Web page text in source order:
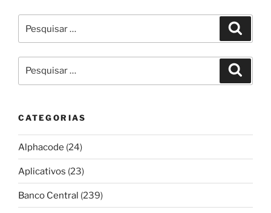
por:
por:
CATEGORIAS
Alphacode (24)
Aplicativos (23)
Banco Central (239)